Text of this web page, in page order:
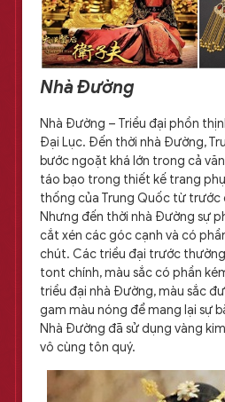
Nhà Đường
Nhà Đường – Triều đại phồn
Đại Lục. Đến thời nhà Đường,
bước ngoặt khá lớn trong cả
táo bạo trong thiết kế trang
thống của Trung Quốc từ trước
Nhưng đến thời nhà Đường sự
cắt xén các góc cạnh và có
chút. Các triều đại trước
tont chính, màu sắc có phần
triều đại nhà Đường, màu sắc
gam màu nóng để mang lại sự
Nhà Đường đã sử dụng vàng
vô cùng tôn quý.